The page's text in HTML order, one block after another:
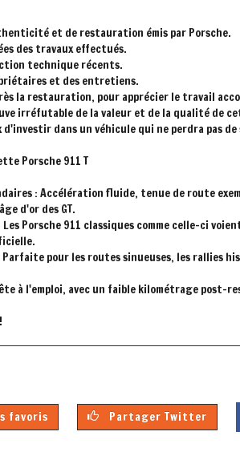
et de restauration émis par Porsche.
des travaux effectués.
technique récents.
et des entretiens.
la restauration, pour apprécier le travail
irréfutable de la valeur et de la qualité de
dans un véhicule qui ne perdra pas de
Porsche 911 T
: Accélération fluide, tenue de route
d'or des GT.
Porsche 911 classiques comme celle-ci
pour les routes sinueuses, les rallies
à l'emploi, avec un faible kilométrage post-
favoris Partager Twitter